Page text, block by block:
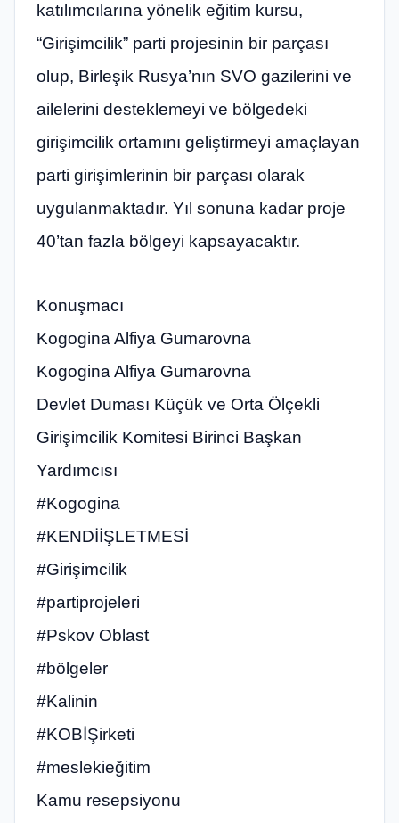
katılımcılarına yönelik eğitim kursu,
“Girişimcilik” parti projesinin bir parçası
olup, Birleşik Rusya’nın SVO gazilerini ve
ailelerini desteklemeyi ve bölgedeki
girişimcilik ortamını geliştirmeyi amaçlayan
parti girişimlerinin bir parçası olarak
uygulanmaktadır. Yıl sonuna kadar proje
40’tan fazla bölgeyi kapsayacaktır.
Konuşmacı
Kogogina Alfiya Gumarovna
Kogogina Alfiya Gumarovna
Devlet Duması Küçük ve Orta Ölçekli
Girişimcilik Komitesi Birinci Başkan
Yardımcısı
#Kogogina
#KENDİİŞLETMESİ
#Girişimcilik
#partiprojeleri
#Pskov Oblast
#bölgeler
#Kalinin
#KOBİŞirketi
#meslekieğitim
Kamu resepsiyonu